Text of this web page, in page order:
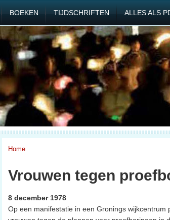
BOEKEN TIJDSCHRIFTEN ALLES ALS
Home
Vrouwen tegen
8 december 1978
Op een manifestatie in een Gronings wijkcentrum